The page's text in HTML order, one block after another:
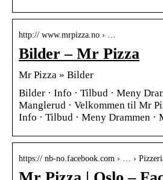
http:// www.mrpizza.no › …
Bilder – Mr Pizza
Mr Pizza » Bilder
Bilder · Info · Tilbud · Meny
Manglerud · Velkommen til Mr
Info · Tilbud · Meny Drammen
https:// nb-no.facebook.com › … ›